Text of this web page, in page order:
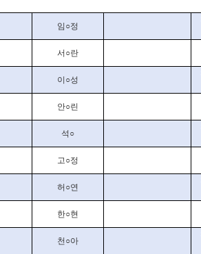
임 ○정
서 ○란
이 ○성
안○린
석 ○
고○정
허 ○연
한○현
천 ○아